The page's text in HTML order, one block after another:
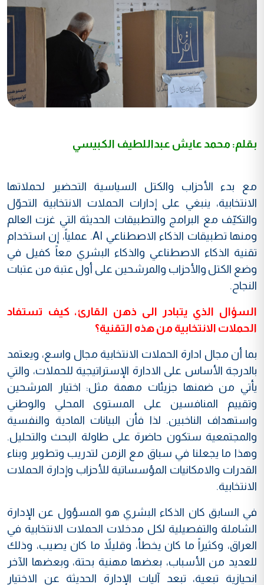
بقلم: محمد عايش عبداللطيف الكبيسي
مع بدء الأحزاب والكتل السياسية التحضير لحملاتها
الانتخابية، ينبغي على إدارات الحملات الانتخابية التحوّل
والتكيّف مع البرامج والتطبيقات الحديثة التي غزت العالم
ومنها تطبيقات الذكاء الاصطناعي AI. عملياً، إن استخدام
تقنية الذكاء الاصطناعي والذكاء البشري معاً كفيل في
وضع الكتل والأحزاب والمرشحين على أول عتبة من عتبات
النجاح.
السؤال الذي يتبادر الى ذهن القارئ، كيف تستفاد
الحملات الانتخابية من هذه التقنية؟
بما أن مجال ادارة الحملات الانتخابية مجال واسع، ويعتمد
بالدرجة الأساس على الادارة الإستراتيجية للحملات، والتي
يأتي من ضمنها جزيئات مهمة مثل: اختيار المرشحين
وتقييم المنافسين على المستوى المحلي والوطني
واستهداف الناخبين. لذا فأن البيانات المادية والنفسية
والمجتمعية ستكون حاضرة على طاولة البحث والتحليل.
وهذا ما يجعلنا في سباق مع الزمن لتدريب وتطوير وبناء
القدرات والامكانيات المؤسساتية للأحزاب وإدارة الحملات
الانتخابية.
في السابق كان الذكاء البشري هو المسؤول عن الإدارة
الشاملة والتفصيلية لكل مدخلات الحملات الانتخابية في
العراق، وكثيراً ما كان يخطأ، وقليلاً ما كان يصيب، وذلك
للعديد من الأسباب، بعضها مهنية بحتة، وبعضها الآخر
انحيازية تبعية، تبعد آليات الإدارة الحديثة عن الاختيار